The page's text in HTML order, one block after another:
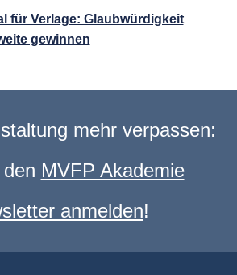
für Verlage: Glaubwürdigkeit
gewinnen
mehr verpassen:
MVFP Akademie
anmelden!